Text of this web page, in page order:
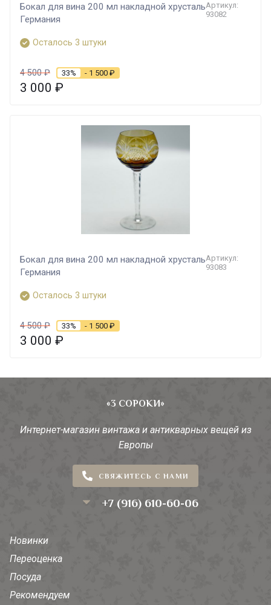
Бокал для вина 200 мл накладной хрусталь
Германия
Артикул:
93082
Осталось 3 штуки
4 500₽ 33% - 1 500 ₽
3 000 ₽
Бокал для вина 200 мл накладной хрусталь
Германия
Артикул:
93083
Осталось 3 штуки
4 500₽ 33% - 1 500 ₽
3 000 ₽
«3 СОРОКИ»
Интернет-магазин винтажа и антикварных вещей из
Европы
СВЯЖИТЕСЬ С НАМИ
+7 (916) 610-60-06
Новинки
Переоценка
Посуда
Рекомендуем